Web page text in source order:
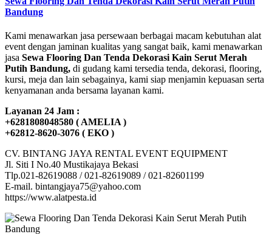
Bandung
Kami menawarkan jasa persewaan berbagai macam kebutuhan alat
event dengan jaminan kualitas yang sangat baik, kami menawarkan
jasa Sewa Flooring Dan Tenda Dekorasi Kain Serut Merah
Putih Bandung, di gudang kami tersedia tenda, dekorasi, flooring,
kursi, meja dan lain sebagainya, kami siap menjamin kepuasan serta
kenyamanan anda bersama layanan kami.
Layanan 24 Jam :
+6281808048580 ( AMELIA )
+62812-8620-3076 ( EKO )
CV. BINTANG JAYA RENTAL EVENT EQUIPMENT
Jl. Siti I No.40 Mustikajaya Bekasi
Tlp.021-82619088 / 021-82619089 / 021-82601199
E-mail. bintangjaya75@yahoo.com
https://www.alatpesta.id